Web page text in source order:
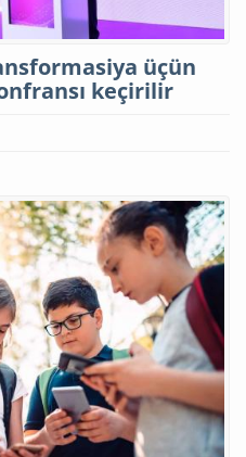
üçün
keçirilir